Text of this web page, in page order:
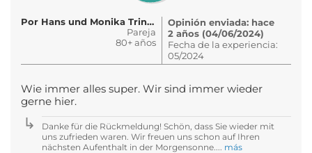
Por Hans und Monika Trinkner
Pareja
80+ años
Opinión enviada: hace
2 años (04/06/2024)
Fecha de la experiencia:
05/2024
Wie immer alles super. Wir sind immer wieder
gerne hier.
Danke für die Rückmeldung! Schön, dass Sie wieder mit
uns zufrieden waren. Wir freuen uns schon auf Ihren
nächsten Aufenthalt in der Morgensonne.... más